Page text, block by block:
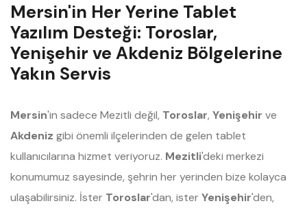
Mersin'in Her Yerine Tablet
Yazılım Desteği: Toroslar,
Yenişehir ve Akdeniz Bölgelerine
Yakın Servis
Mersin'in sadece Mezitli değil, Toroslar, Yenişehir ve
Akdeniz gibi önemli ilçelerinden de gelen tablet
kullanıcılarına hizmet veriyoruz. Mezitli'deki merkezi
konumumuz sayesinde, şehrin her yerinden bize kolayca
ulaşabilirsiniz. İster Toroslar'dan, ister Yenişehir'den,